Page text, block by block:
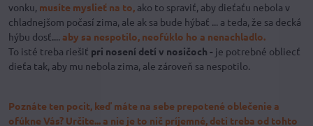
vonku, musíte myslieť na to, ako to spraviť, aby dieťaťu nebola v
chladnejšom počasí zima, ale ak sa bude hýbať ... a teda, že sa decká
hýbu dosť.... aby sa nespotilo, neofúklo ho a nenachladlo.
To isté treba riešiť pri nosení detí v nosičoch - je potrebné obliecť
dieťa tak, aby mu nebola zima, ale zároveň sa nespotilo.
Poznáte ten pocit, keď máte na sebe prepotené oblečenie a
ofúkne Vás? Určite... a nie je to nič príjemné, deti treba od tohto